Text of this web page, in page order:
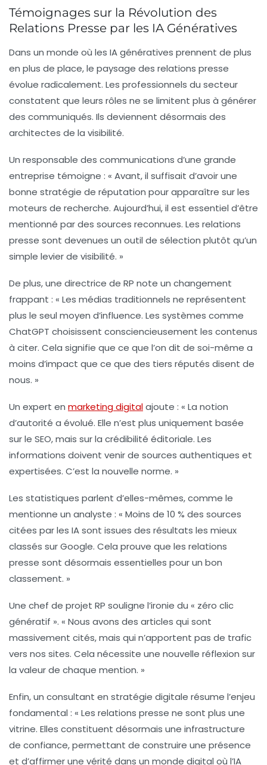
Témoignages sur la Révolution des
Relations Presse par les IA Génératives
Dans un monde où les IA génératives prennent de plus
en plus de place, le paysage des relations presse
évolue radicalement. Les professionnels du secteur
constatent que leurs rôles ne se limitent plus à générer
des communiqués. Ils deviennent désormais des
architectes de la visibilité.
Un responsable des communications d’une grande
entreprise témoigne : « Avant, il suffisait d’avoir une
bonne stratégie de réputation pour apparaître sur les
moteurs de recherche. Aujourd’hui, il est essentiel d’être
mentionné par des sources reconnues. Les relations
presse sont devenues un outil de sélection plutôt qu’un
simple levier de visibilité. »
De plus, une directrice de RP note un changement
frappant : « Les médias traditionnels ne représentent
plus le seul moyen d’influence. Les systèmes comme
ChatGPT choisissent consciencieusement les contenus
à citer. Cela signifie que ce que l’on dit de soi-même a
moins d’impact que ce que des tiers réputés disent de
nous. »
Un expert en marketing digitalajoute : « La notion
d’autorité a évolué. Elle n’est plus uniquement basée
sur le SEO, mais sur la crédibilité éditoriale. Les
informations doivent venir de sources authentiques et
expertisées. C’est la nouvelle norme. »
Les statistiques parlent d’elles-mêmes, comme le
mentionne un analyste : « Moins de 10 % des sources
citées par les IA sont issues des résultats les mieux
classés sur Google. Cela prouve que les relations
presse sont désormais essentielles pour un bon
classement. »
Une chef de projet RP souligne l’ironie du « zéro clic
génératif ». « Nous avons des articles qui sont
massivement cités, mais qui n’apportent pas de trafic
vers nos sites. Cela nécessite une nouvelle réflexion sur
la valeur de chaque mention. »
Enfin, un consultant en stratégie digitale résume l’enjeu
fondamental : « Les relations presse ne sont plus une
vitrine. Elles constituent désormais une infrastructure
de confiance, permettant de construire une présence
et d’affirmer une vérité dans un monde digital où l’IA